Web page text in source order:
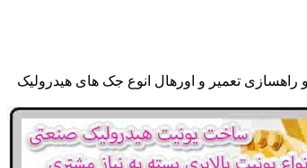
راهسازی تعمیر و اورهال انوع جک های هیدرولیک